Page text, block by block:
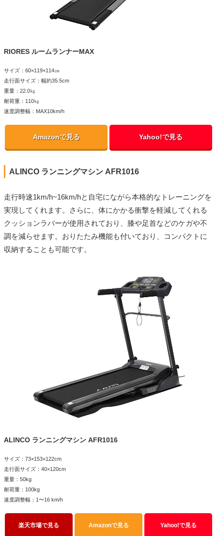
RIORES ルームランナーMAX
サイズ：60×119×114㎝
走行面サイズ：幅約35.5cm
重量：22.0㎏
耐荷重：110㎏
速度調整幅：MAX10km/h
Amazonで見る Yahoo!で見る
ALINCO ランニングマシン AFR1016
走行時速1km/h~16km/hと自宅にながら本格的なトレーニングを
実現してくれます。さらに、体にかかる衝撃を軽減してくれる
クッションラバーが使用されており、膝や足首などのケガや不
調を減らせます。おりたたみ機能も付いており、コンパクトに
収納することも可能です。
ALINCO ランニングマシン AFR1016
サイズ：73×153×122cm
走行面サイズ：40×120cm
重量：50kg
耐荷重：100kg
速度調整幅：1〜16 km/h
楽天市場で見る Amazonで見る Yahoo!で見る